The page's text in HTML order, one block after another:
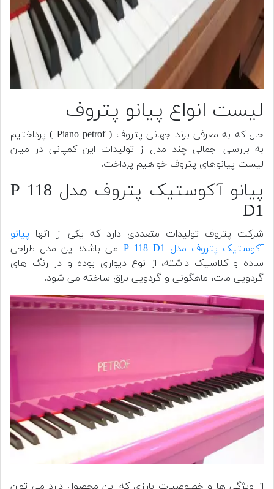
لیست انواع پیانو پتروف
حال که به معرفی برند جهانی پتروف ( Piano petrof ) پرداختیم
به بررسی اجمالی چند مدل از تولیدات این کمپانی در میان
لیست پیانوهای پتروف خواهیم پرداخت.
پیانو آکوستیک پتروف مدل P 118
D1
شرکت پتروف تولیدات متعددی دارد که یکی از آنها پیانو
آکوستیک پتروف مدل P 118 D1
می باشد؛ این مدل طراحی
ساده و کلاسیک داشته، از نوع دیواری بوده و در رنگ های
گردویی مات، ماهگونی و گردویی براق ساخته می شود.